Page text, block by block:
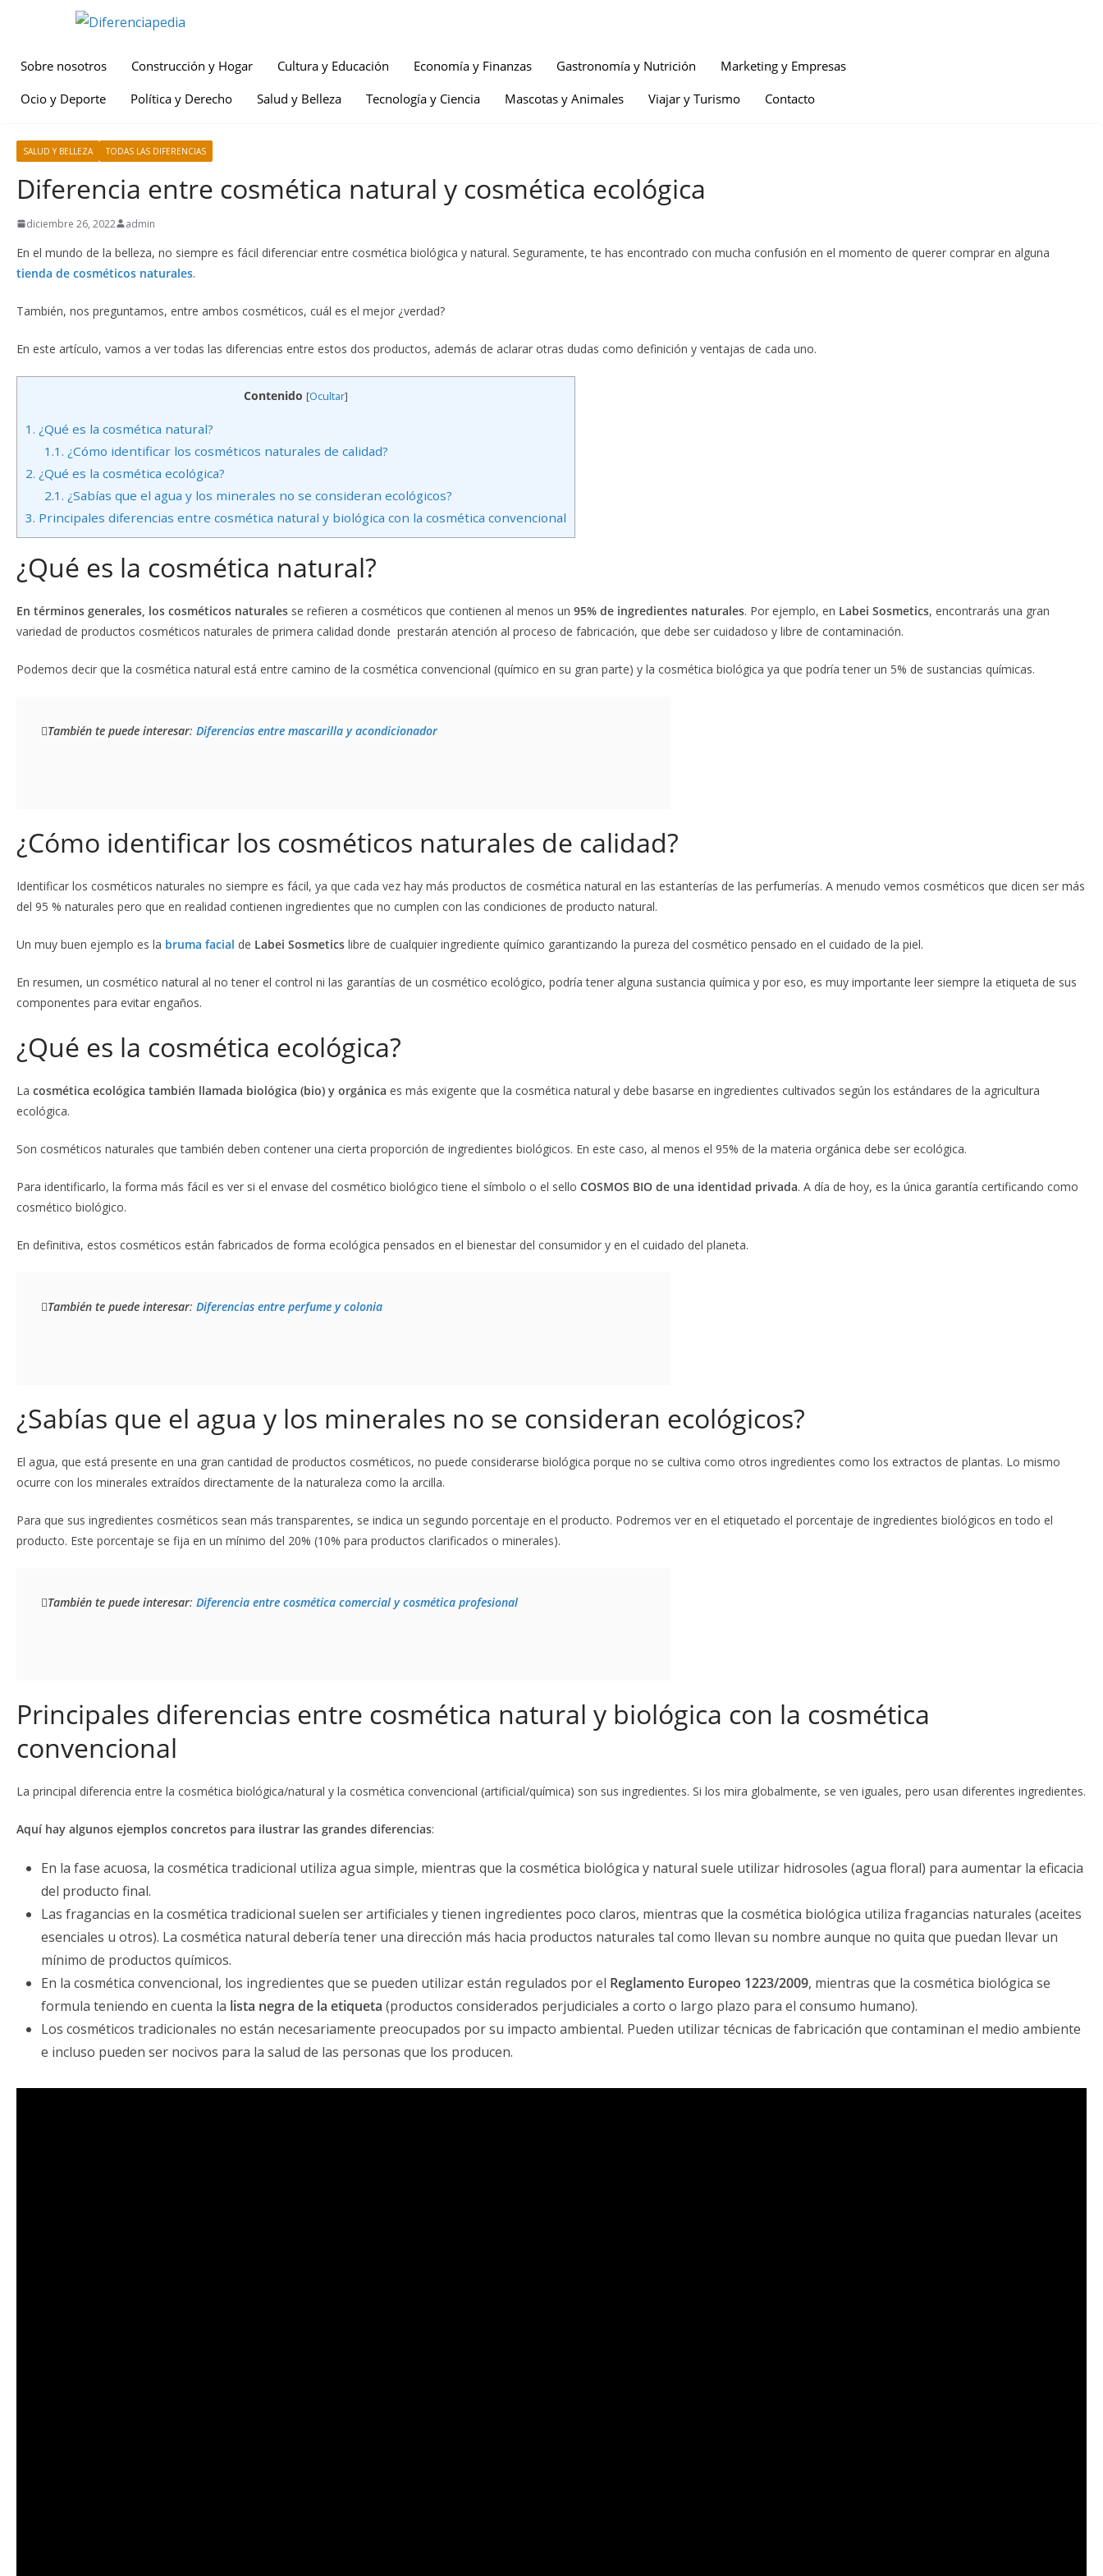
Sobre nosotros Construcción y Hogar Cultura y Educación Economía y Finanzas Gastronomía y Nutrición
Marketing y Empresas
Ocio y Deporte
Política y Derecho Salud y Belleza Tecnología y Ciencia Mascotas y Animales Viajar y Turismo Contacto
SALUD Y BELLEZA TODAS LAS DIFERENCIAS
Diferencia entre cosmética natural y cosmética ecológica
diciembre 26, 2022 admin
En el mundo de la belleza, no siempre es fácil diferenciar entre cosmética biológica y natural. Seguramente, te has encontrado con mucha confusión en el momento de querer comprar en alguna
tienda de cosméticos naturales.
También, nos preguntamos, entre ambos cosméticos, cuál es el mejor ¿verdad?
En este artículo, vamos a ver todas las diferencias entre estos dos productos, además de aclarar otras dudas como definición y ventajas de cada uno.
Contenido [Ocultar]
1. ¿Qué es la cosmética natural?
1.1. ¿Cómo identificar los cosméticos naturales de calidad?
2. ¿Qué es la cosmética ecológica?
2.1. ¿Sabías que el agua y los minerales no se consideran ecológicos?
3. Principales diferencias entre cosmética natural y biológica con la cosmética convencional
¿Qué es la cosmética natural?
En términos generales, los cosméticos naturales se refieren a cosméticos que contienen al menos un 95% de ingredientes naturales. Por ejemplo, en Labei Sosmetics, encontrarás una gran
variedad de productos cosméticos naturales de primera calidad donde prestarán atención al proceso de fabricación, que debe ser cuidadoso y libre de contaminación.
Podemos decir que la cosmética natural está entre camino de la cosmética convencional (químico en su gran parte) y la cosmética biológica ya que podría tener un 5% de sustancias químicas.
También te puede interesar: Diferencias entre mascarilla y acondicionador
¿Cómo identificar los cosméticos naturales de calidad?
Identificar los cosméticos naturales no siempre es fácil, ya que cada vez hay más productos de cosmética natural en las estanterías de las perfumerías. A menudo vemos cosméticos que dicen ser más
del 95 % naturales pero que en realidad contienen ingredientes que no cumplen con las condiciones de producto natural.
Un muy buen ejemplo es la bruma facial de Labei Sosmetics libre de cualquier ingrediente químico garantizando la pureza del cosmético pensado en el cuidado de la piel.
En resumen, un cosmético natural al no tener el control ni las garantías de un cosmético ecológico, podría tener alguna sustancia química y por eso, es muy importante leer siempre la etiqueta de sus
componentes para evitar engaños.
¿Qué es la cosmética ecológica?
La cosmética ecológica también llamada biológica (bio) y orgánica es más exigente que la cosmética natural y debe basarse en ingredientes cultivados según los estándares de la agricultura
ecológica.
Son cosméticos naturales que también deben contener una cierta proporción de ingredientes biológicos. En este caso, al menos el 95% de la materia orgánica debe ser ecológica.
Para identificarlo, la forma más fácil es ver si el envase del cosmético biológico tiene el símbolo o el sello COSMOS BIO de una identidad privada. A día de hoy, es la única garantía certificando como
cosmético biológico.
En definitiva, estos cosméticos están fabricados de forma ecológica pensados en el bienestar del consumidor y en el cuidado del planeta.
También te puede interesar: Diferencias entre perfume y colonia
¿Sabías que el agua y los minerales no se consideran ecológicos?
El agua, que está presente en una gran cantidad de productos cosméticos, no puede considerarse biológica porque no se cultiva como otros ingredientes como los extractos de plantas. Lo mismo
ocurre con los minerales extraídos directamente de la naturaleza como la arcilla.
Para que sus ingredientes cosméticos sean más transparentes, se indica un segundo porcentaje en el producto. Podremos ver en el etiquetado el porcentaje de ingredientes biológicos en todo el
producto. Este porcentaje se fija en un mínimo del 20% (10% para productos clarificados o minerales).
También te puede interesar: Diferencia entre cosmética comercial y cosmética profesional
Principales diferencias entre cosmética natural y biológica con la cosmética
convencional
La principal diferencia entre la cosmética biológica/natural y la cosmética convencional (artificial/química) son sus ingredientes. Si los mira globalmente, se ven iguales, pero usan diferentes ingredientes.
Aquí hay algunos ejemplos concretos para ilustrar las grandes diferencias:
En la fase acuosa, la cosmética tradicional utiliza agua simple, mientras que la cosmética biológica y natural suele utilizar hidrosoles (agua floral) para aumentar la eficacia
del producto final.
Las fragancias en la cosmética tradicional suelen ser artificiales y tienen ingredientes poco claros, mientras que la cosmética biológica utiliza fragancias naturales (aceites
esenciales u otros). La cosmética natural debería tener una dirección más hacia productos naturales tal como llevan su nombre aunque no quita que puedan llevar un
mínimo de productos químicos.
En la cosmética convencional, los ingredientes que se pueden utilizar están regulados por el Reglamento Europeo 1223/2009, mientras que la cosmética biológica se
formula teniendo en cuenta la lista negra de la etiqueta (productos considerados perjudiciales a corto o largo plazo para el consumo humano).
Los cosméticos tradicionales no están necesariamente preocupados por su impacto ambiental. Pueden utilizar técnicas de fabricación que contaminan el medio ambiente
e incluso pueden ser nocivos para la salud de las personas que los producen.